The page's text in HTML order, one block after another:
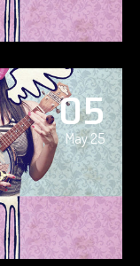
05
May 25